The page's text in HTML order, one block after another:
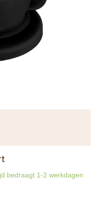
bedraagt 1-2 werkdagen